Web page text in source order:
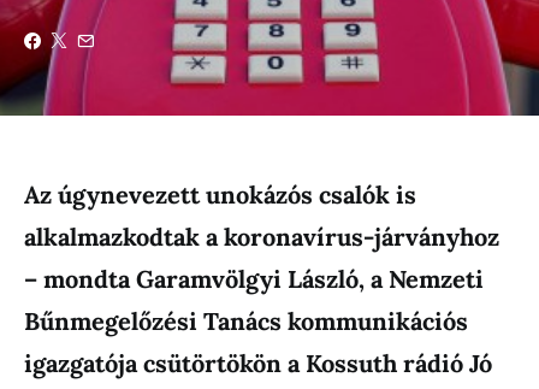
Az úgynevezett unokázós csalók is
alkalmazkodtak a koronavírus-járványhoz
– mondta Garamvölgyi László, a Nemzeti
Bűnmegelőzési Tanács kommunikációs
igazgatója csütörtökön a Kossuth rádió Jó